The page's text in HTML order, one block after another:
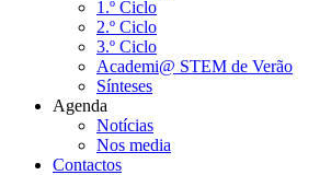
1.º Ciclo
2.º Ciclo
3.º Ciclo
Academi@ STEM de Verão
Sínteses
Agenda
Notícias
Nos media
Contactos